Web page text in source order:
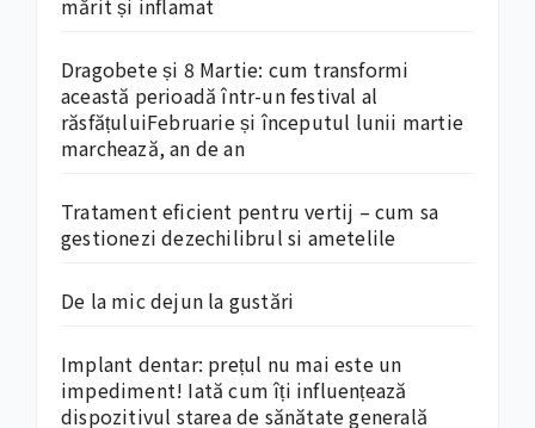
mărit și inflamat
Dragobete și 8 Martie: cum transformi
această perioadă într-un festival al
răsfățuluiFebruarie și începutul lunii martie
marchează, an de an
Tratament eficient pentru vertij – cum sa
gestionezi dezechilibrul si ametelile
De la mic dejun la gustări
Implant dentar: prețul nu mai este un
impediment! Iată cum îți influențează
dispozitivul starea de sănătate generală